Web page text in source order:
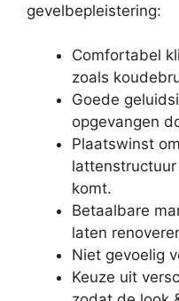
gevelbepleistering:
Comfortabel
zoals
Goede
opgevangen
Plaatswinst
komt.
Betaalbare
laten
Niet gevoelig
Keuze uit